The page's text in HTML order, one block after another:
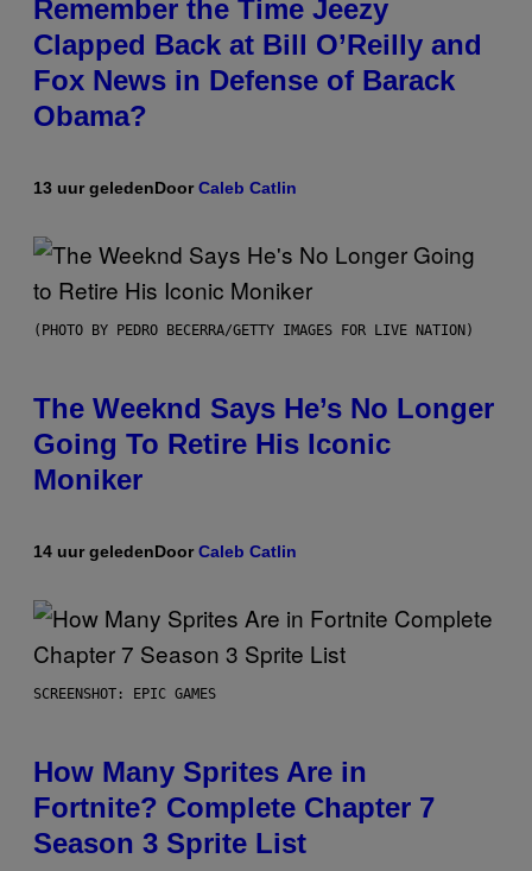
Remember the Time Jeezy
Clapped Back at Bill O’Reilly and
Fox News in Defense of Barack
Obama?
13 uur geledenDoorCaleb Catlin
(PHOTO BY PEDRO BECERRA/GETTY IMAGES FOR LIVE NATION)
The Weeknd Says He’s No Longer
Going To Retire His Iconic
Moniker
14 uur geledenDoorCaleb Catlin
SCREENSHOT: EPIC GAMES
How Many Sprites Are in
Fortnite? Complete Chapter 7
Season 3 Sprite List